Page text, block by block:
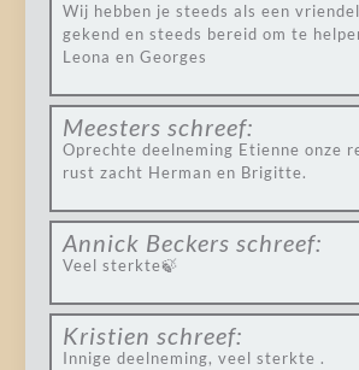
Wij hebben je steeds als een
gekend en steeds bereid om te
Leona en Georges
Meesters schreef:
Oprechte deelneming Etienne onze
rust zacht Herman en Brigitte.
Annick Beckers schreef:
Veel sterkte🍃
Kristien schreef:
Innige deelneming, veel sterkte .